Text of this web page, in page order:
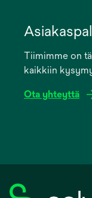
newTiimimme on
kaikkiin
Ota yhteyttä